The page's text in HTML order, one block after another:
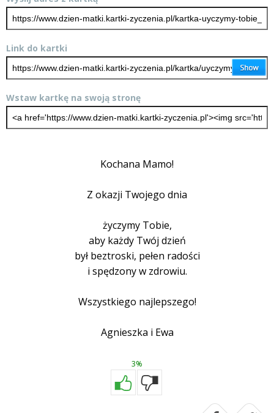
Link do kartki
Wstaw kartkę na swoją stronę
Kochana Mamo!
Z okazji Twojego dnia
życzymy Tobie,
aby każdy Twój dzień
był beztroski, pełen radości
i spędzony w zdrowiu.
Wszystkiego najlepszego!
Agnieszka i Ewa
3%